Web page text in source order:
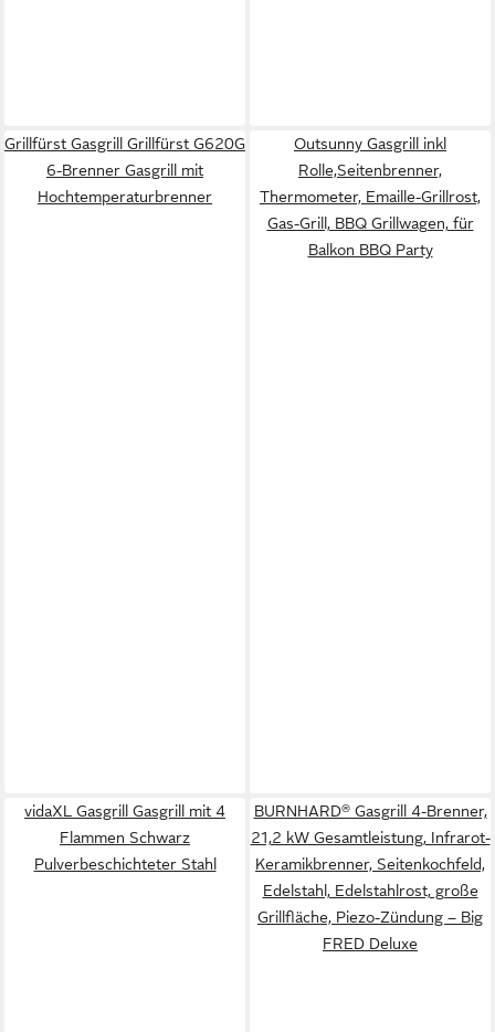
Grillfürst Gasgrill Grillfürst G620G
6-Brenner Gasgrill mit
Hochtemperaturbrenner
Outsunny Gasgrill inkl
Rolle,Seitenbrenner,
Thermometer, Emaille-Grillrost,
Gas-Grill, BBQ Grillwagen, für
Balkon BBQ Party
vidaXL Gasgrill Gasgrill mit 4
Flammen Schwarz
Pulverbeschichteter Stahl
BURNHARD® Gasgrill 4-Brenner,
21,2 kW Gesamtleistung, Infrarot-
Keramikbrenner, Seitenkochfeld,
Edelstahl, Edelstahlrost, große
Grillfläche, Piezo-Zündung – Big
FRED Deluxe